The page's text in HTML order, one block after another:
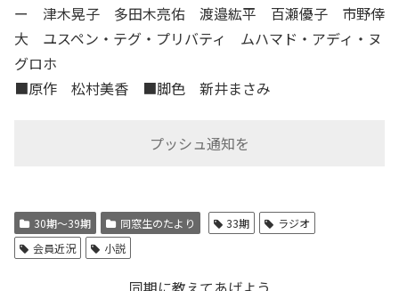
ー 津木晃子 多田木亮佑 渡邉紘平 百瀬優子 市野倖
大 ユスペン・テグ・プリバティ ムハマド・アディ・ヌ
グロホ
■原作 松村美香 ■脚色 新井まさみ
プッシュ通知を
30期～39期 同窓生のたより 33期
ラジオ
会員近況
小説